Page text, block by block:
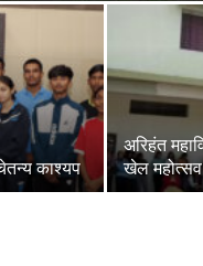
काश्यप
अरिहंत
खेल